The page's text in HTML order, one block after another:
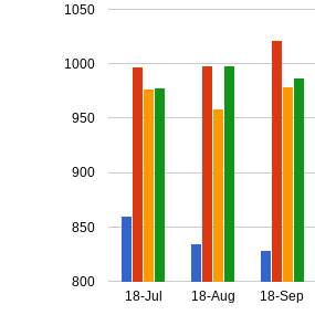
18-Jul 18-Aug 18-Sep
800
850
900
950
1000
1050